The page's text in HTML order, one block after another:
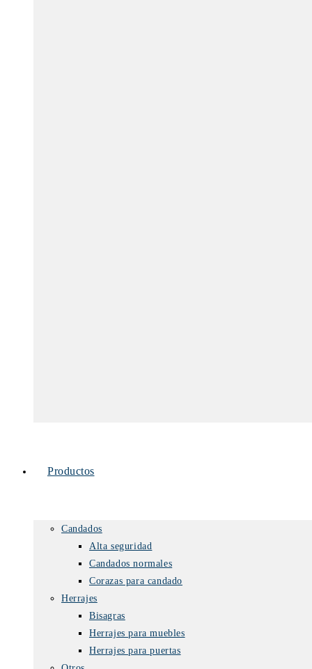
Productos
Candados
Alta seguridad
Candados normales
Corazas para candado
Herrajes
Bisagras
Herrajes para muebles
Herrajes para puertas